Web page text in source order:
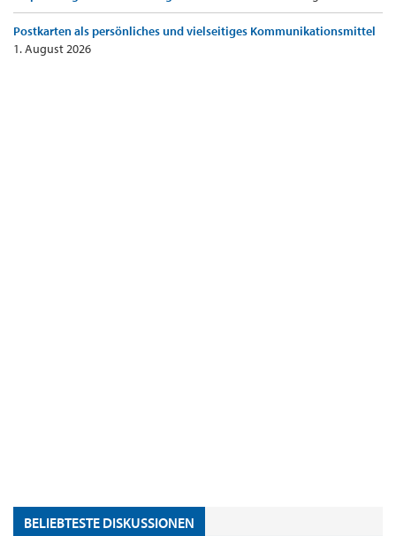
Postkarten als persönliches und vielseitiges Kommunikationsmittel
1. August 2026
BELIEBTESTE DISKUSSIONEN